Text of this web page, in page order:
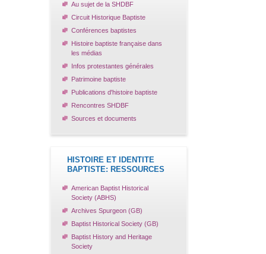
Au sujet de la SHDBF
Circuit Historique Baptiste
Conférences baptistes
Histoire baptiste française dans
les médias
Infos protestantes générales
Patrimoine baptiste
Publications d'histoire baptiste
Rencontres SHDBF
Sources et documents
HISTOIRE ET IDENTITE
BAPTISTE: RESSOURCES
American Baptist Historical
Society (ABHS)
Archives Spurgeon (GB)
Baptist Historical Society (GB)
Baptist History and Heritage
Society